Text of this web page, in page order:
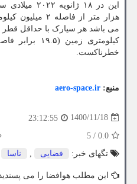
هزار متر از فاصله ۲ میلیون کیلومتری زمین گذر کرد.
کیلومتری
خطرناکست.
منبع: aero-space.ir
1400/11/18
23:12:55
0.0
/
5
تگهای خبر:
فضایی , ناسا
این مطلب هوافضا را می